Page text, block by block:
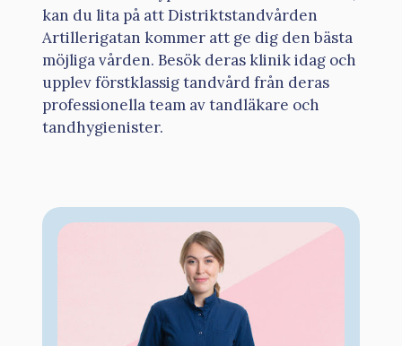
kan du lita på att Distriktstandvården
Artillerigatan kommer att ge dig den bästa
möjliga vården. Besök deras klinik idag och
upplev förstklassig tandvård från deras
professionella team av tandläkare och
tandhygienister.